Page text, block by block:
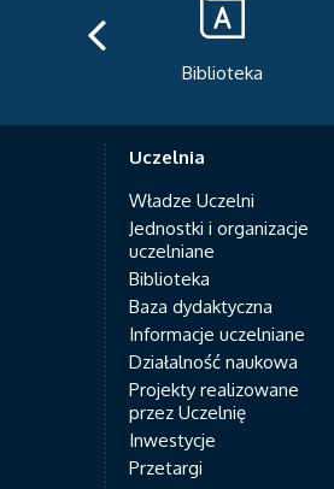
Portal
Uczelnia
Władze Uczelni
Jednostki i organizacje
uczelniane
Biblioteka
Baza dydaktyczna
Informacje uczelniane
Działalność naukowa
Projekty realizowane
przez Uczelnię
Inwestycje
Przetargi